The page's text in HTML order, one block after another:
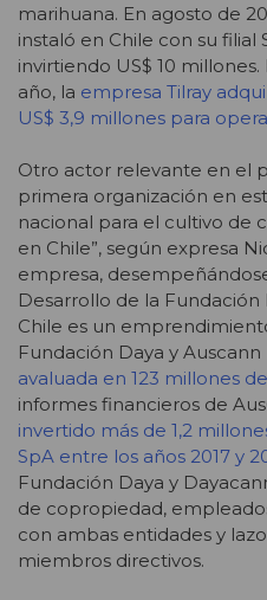
marihuana. En agosto de
instaló en Chile con su filial
invirtiendo US$ 10
año, la empresa Tilray
US$ 3,9 millones para
Otro actor relevante en el
primera organización en
nacional para el cultivo de
en Chile”, según expresa
empresa,
Desarrollo de la Fundación
Chile es un
Fundación Daya y
avaluada en 123 millones
informes financieros de
invertido más de 1,2
SpA entre los años 2017 y
Fundación Daya y
de copropiedad,
con ambas entidades y
miembros directivos.